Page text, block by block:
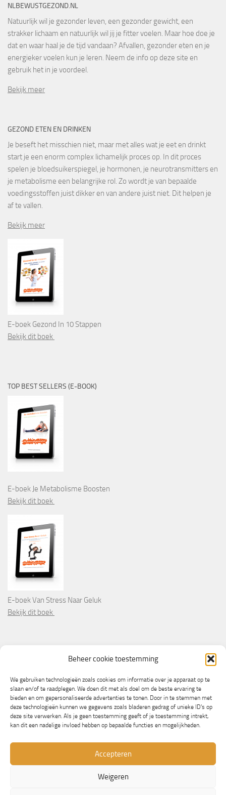
Beheer cookie toestemming
We gebruiken technologieën zoals cookies om informatie over je apparaat op te
slaan en/of te raadplegen. We doen dit met als doel om de beste ervaring te
bieden en om gepersonaliseerde advertenties te tonen. Door in te stemmen met
deze technologieën kunnen we gegevens zoals bladeren gedrag of unieke ID's op
deze site verwerken. Als je geen toestemming geeft of je toestemming intrekt,
kan dit een nadelige invloed hebben op bepaalde functies en mogelijkheden.
Accepteren
Weigeren
NLBEWUSTGEZOND.NL
Natuurlijk wil je gezonder leven, een gezonder gewicht, een
strakker lichaam en natuurlijk wil jij je fitter voelen. Maar hoe doe je
dat en waar haal je de tijd vandaan? Afvallen, gezonder eten en je
energieker voelen kun je leren. Neem de info op deze site en
gebruik het in je voordeel.
Bekijk meer
GEZOND ETEN EN DRINKEN
Je beseft het misschien niet, maar met alles wat je eet en drinkt
start je een enorm complex lichamelijk proces op. In dit proces
spelen je bloedsuikerspiegel, je hormonen, je neurotransmitters en
je metabolisme een belangrijke rol. Zo wordt je van bepaalde
voedingsstoffen juist dikker en van andere juist niet. Dit helpen je
af te vallen.
Bekijk meer
E-boek Gezond In 10 Stappen
Bekijk dit boek
TOP BEST SELLERS (E-BOOK)
E-boek Je Metabolisme Boosten
Bekijk dit boek
E-boek Van Stress Naar Geluk
Bekijk dit boek